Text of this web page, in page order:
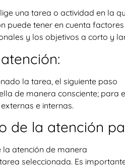
una tarea o actividad en la
puede tener en cuenta
y los objetivos a corto y
la tarea, el siguiente paso
de manera consciente; para
e internas.
de la atención
la atención de manera
seleccionada. Es